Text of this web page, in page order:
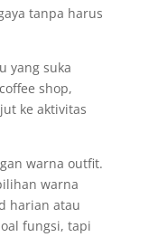
tanpa harus
yang suka
shop,
ke aktivitas
warna outfit.
warna
harian atau
fungsi, tapi